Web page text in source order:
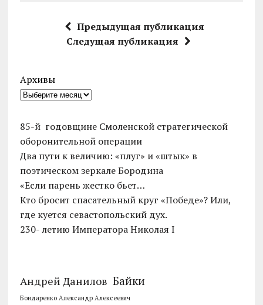
Предыдущая публикация
Следущая публикация
Архивы
85-й годовщине Смоленской стратегической
оборонительной операции
Два пути к величию: «плуг» и «штык» в
поэтическом зеркале Бородина
«Если парень жестко бьет…
Кто бросит спасательный круг «Победе»? Или,
где куется севастопольский дух.
230- летию Императора Николая I
Андрей Данилов Байки
Бондаренко Александр Алексеевич